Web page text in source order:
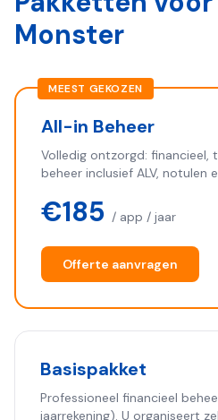
Monster
MEEST GEKOZEN
All-in Beheer
Volledig ontzorgd: financieel,
beheer inclusief ALV, notulen
€185 / app / jaar
Offerte aanvragen
Basispakket
Professioneel financieel
jaarrekening). U organiseert